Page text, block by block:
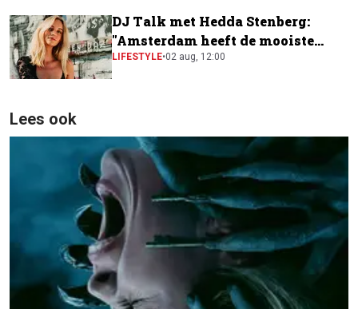
DJ Talk met Hedda Stenberg:
"Amsterdam heeft de mooiste
festivalscene van Europa"
LIFESTYLE•02 aug, 12:00
Lees ook